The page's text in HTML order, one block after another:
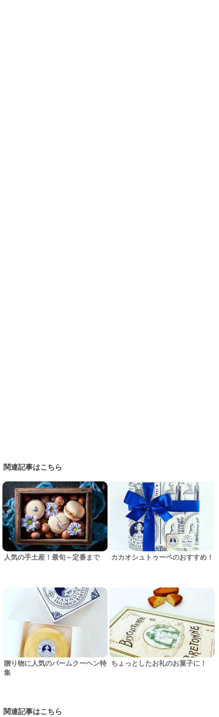
関連記事はこちら
人気の手土産！最旬～定番まで カカオシュトゥーベのおすすめ！
贈り物に人気のバームクーヘン特
集
ちょっとしたお礼のお菓子に！
関連記事はこちら